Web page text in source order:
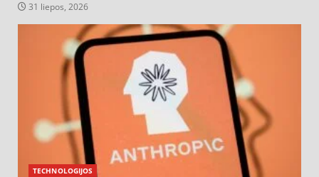
31 liepos, 2026
TECHNOLOGIJOS